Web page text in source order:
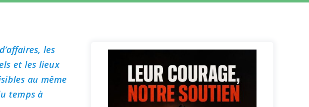
les
et les lieux
au même
temps à